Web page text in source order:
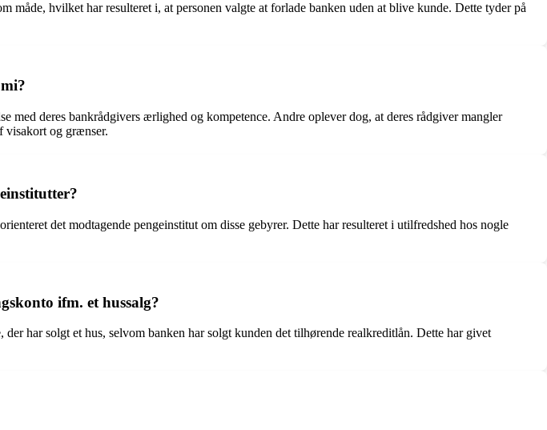
hvilket har resulteret i, at personen valgte at forlade banken uden at blive kunde. Dette tyder på
deres bankrådgivers ærlighed og kompetence. Andre oplever dog, at deres rådgiver mangler
visakort og grænser.
det modtagende pengeinstitut om disse gebyrer. Dette har resulteret i utilfredshed hos nogle
ifm. et hussalg?
har solgt et hus, selvom banken har solgt kunden det tilhørende realkreditlån. Dette har givet